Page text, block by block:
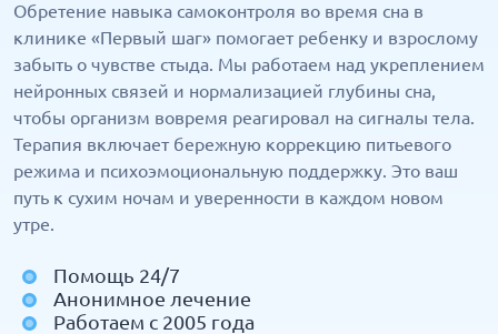
Обретение навыка самоконтроля во время сна в
клинике «Первый шаг» помогает ребенку и взрослому
забыть о чувстве стыда. Мы работаем над укреплением
нейронных связей и нормализацией глубины сна,
чтобы организм вовремя реагировал на сигналы тела.
Терапия включает бережную коррекцию питьевого
режима и психоэмоциональную поддержку. Это ваш
путь к сухим ночам и уверенности в каждом новом
утре.
Помощь 24/7
Анонимное лечение
Работаем с 2005 года